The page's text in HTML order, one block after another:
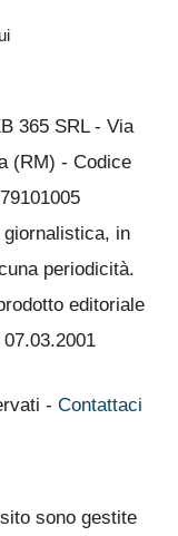
365 SRL - Via
(RM) - Codice
in
periodicità.
editoriale
- Contattaci
sono gestite